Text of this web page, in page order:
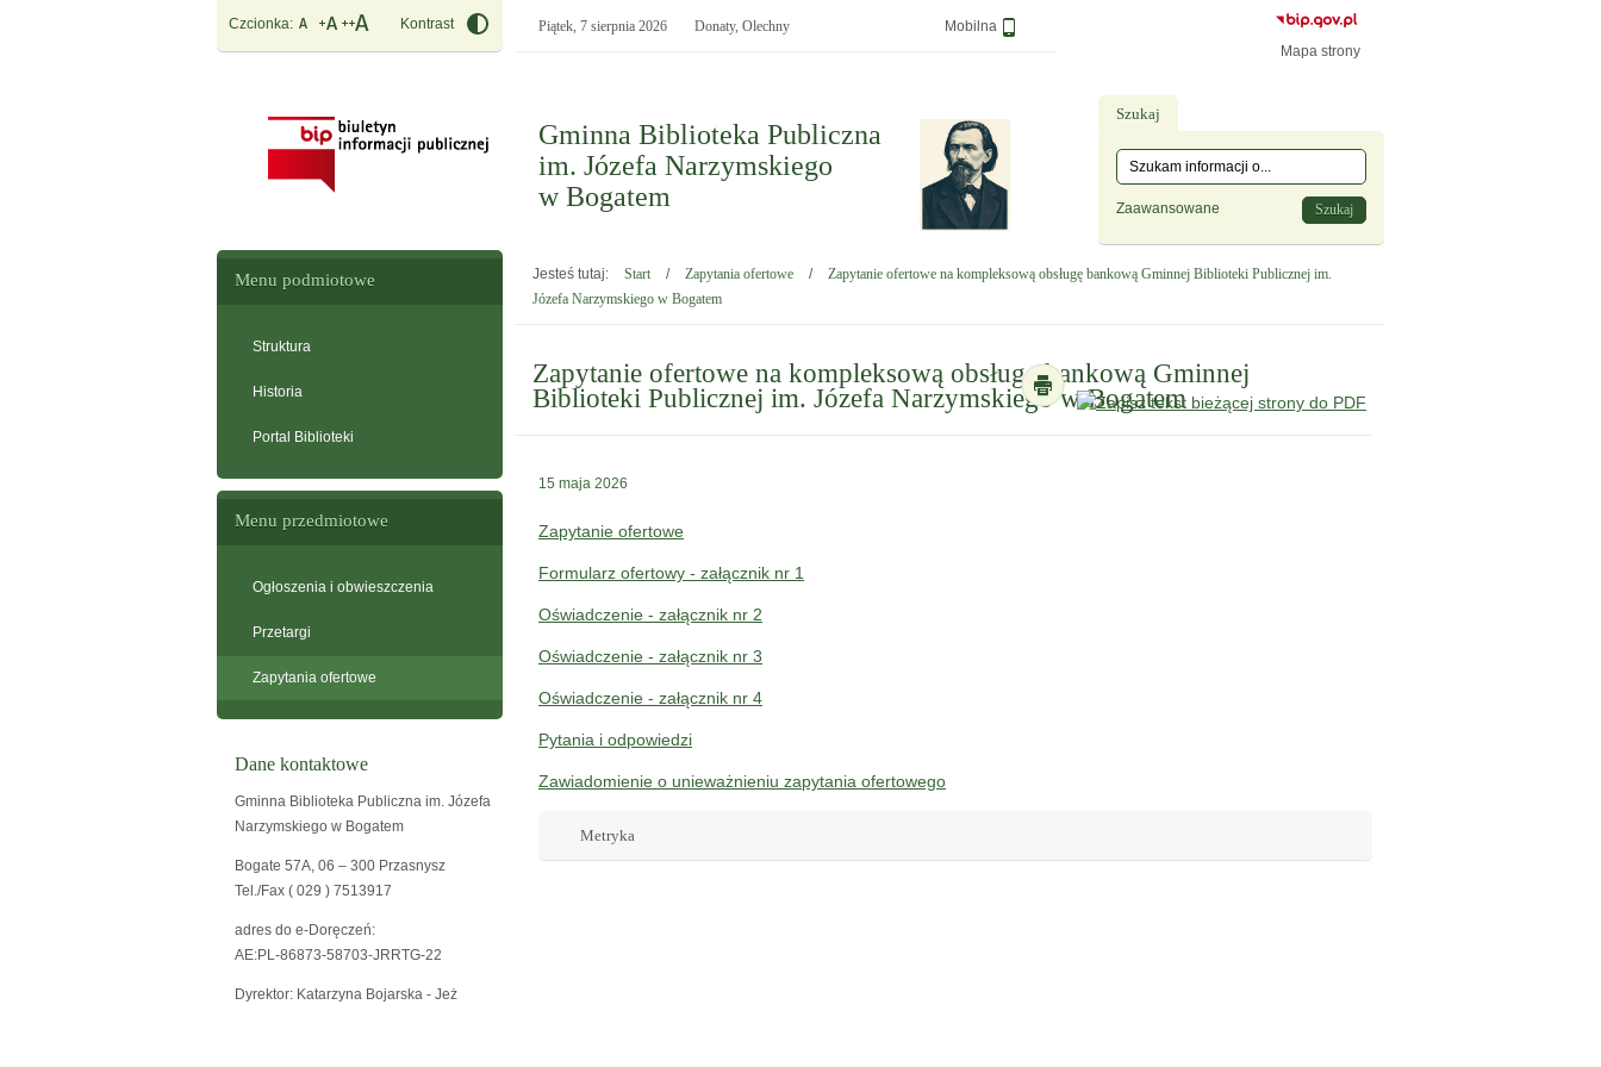
Gminna Biblioteka Publiczna
im. Józefa Narzymskiego
w Bogatem
- Zapytanie ofertowe na kompleksową
Publicznej im. Józefa Narzymskiego w
Czcionka: Kontrast Wersja
Mobilna
Piątek, 7 sierpnia 2026
Donaty, Olechny
Mapa strony
Szukaj
Wyszukiwanie
Zaawansowane
Menu podmiotowe
Struktura
Historia
Portal Biblioteki
Menu przedmiotowe
Ogłoszenia i obwieszczenia
Przetargi
Zapytania ofertowe
Dane kontaktowe
Gminna Biblioteka Publiczna im. Józefa
Narzymskiego w Bogatem
Bogate 57A, 06 – 300 Przasnysz
Tel./Fax ( 029 ) 7513917
adres do e-Doręczeń:
AE:PL-86873-58703-JRRTG-22
Dyrektor: Katarzyna Bojarska - Jeż
Jesteś tutaj: Start / Zapytania ofertowe /
Zapytanie ofertowe na kompleksową obsługę bankową Gminnej Biblioteki Publicznej im.
Józefa Narzymskiego w Bogatem
Zapytanie ofertowe na kompleksową obsługę bankową Gminnej
Biblioteki Publicznej im. Józefa Narzymskiego w Bogatem
15 maja 2026
Zapytanie ofertowe
Formularz ofertowy - załącznik nr 1
Oświadczenie - załącznik nr 2
Oświadczenie - załącznik nr 3
Oświadczenie - załącznik nr 4
Pytania i odpowiedzi
Zawiadomienie o unieważnieniu zapytania ofertowego
Rozwiń
Metryka